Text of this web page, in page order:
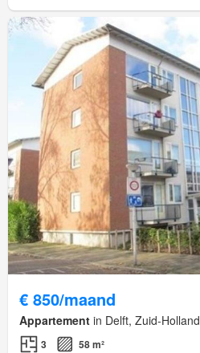
€ 850/maand
Appartement in Delft, Zuid-Holland
3
58 m²